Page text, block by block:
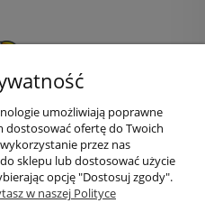
umożliwiają poprawne
dostosować ofertę do Twoich
przez nas
sklepu lub dostosować użycie
opcję "Dostosuj zgody".
w naszej Polityce